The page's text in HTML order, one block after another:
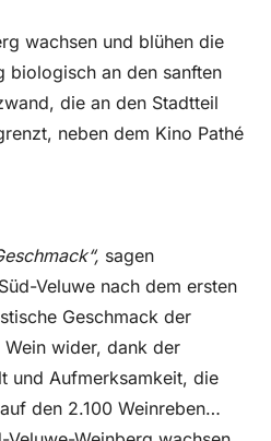
wachsen und blühen die
biologisch an den sanften
die an den Stadtteil
neben dem Kino Pathé
sagen
Veluwe nach dem ersten
Geschmack der
wider, dank der
und Aufmerksamkeit, die
den 2.100 Weinreben